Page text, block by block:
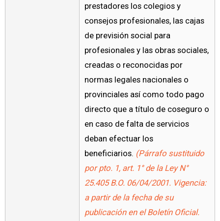
prestadores los colegios y
consejos profesionales, las cajas
de previsión social para
profesionales y las obras sociales,
creadas o reconocidas por
normas legales nacionales o
provinciales así como todo pago
directo que a título de coseguro o
en caso de falta de servicios
deban efectuar los
beneficiarios. (Párrafo sustituido
por pto. 1, art. 1° de la Ley N°
25.405B.O. 06/04/2001. Vigencia:
a partir de la fecha de su
publicación en el Boletín Oficial.